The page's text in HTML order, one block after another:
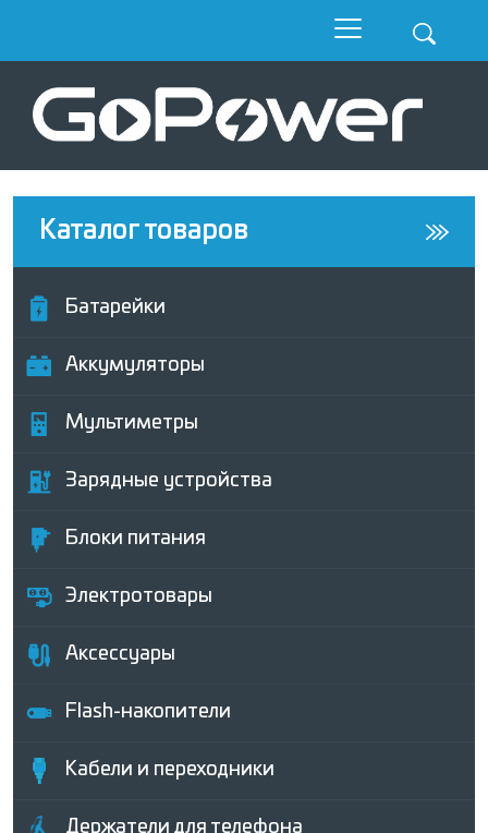
Каталог товаров
Батарейки
Аккумуляторы
Мультиметры
Зарядные устройства
Блоки питания
Электротовары
Аксессуары
Flash-накопители
Кабели и переходники
Держатели для телефона